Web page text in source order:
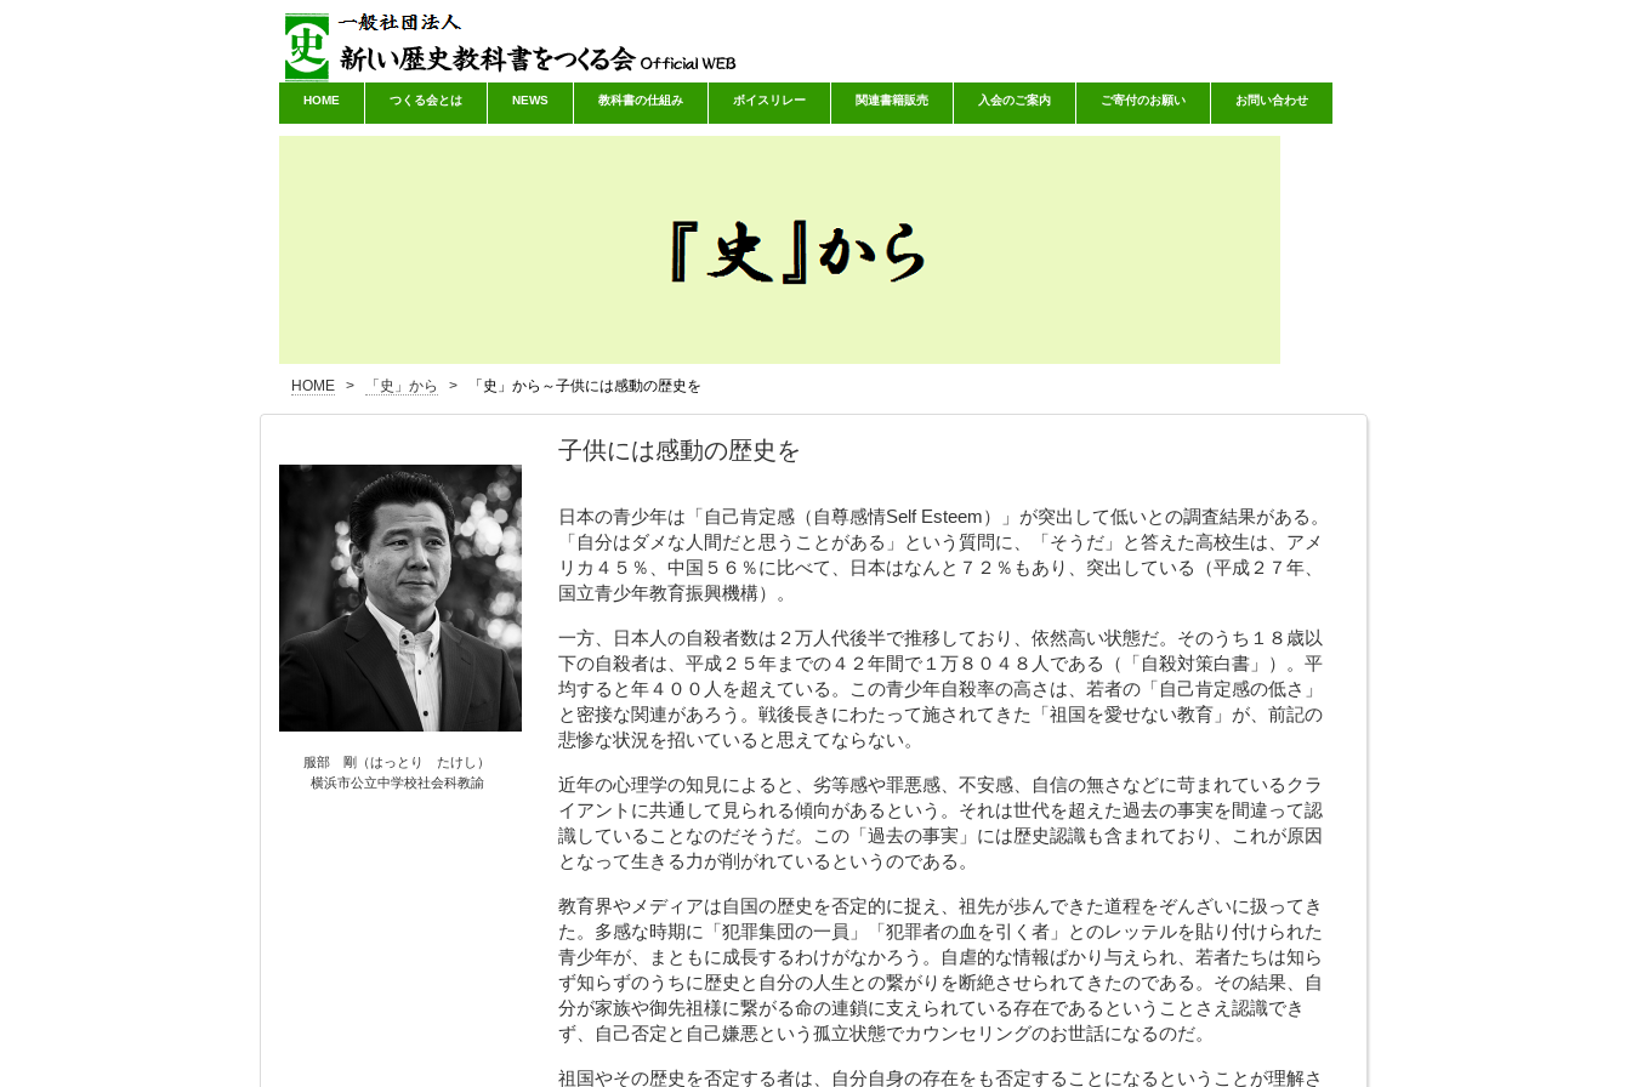
HOME つくる会とは NEWS 教科書の仕組み ボイスリレー 関連書籍販売 入会のご案内 ご寄付のお願い お問い合わせ
HOME > 「史」から > 「史」から～子供には感動の歴史を
子供には感動の歴史を
日本の青少年は「自己肯定感（自尊感情Self Esteem）」が突出して低いとの調査結果がある。
「自分はダメな人間だと思うことがある」という質問に、「そうだ」と答えた高校生は、アメ
リカ４５％、中国５６％に比べて、日本はなんと７２％もあり、突出している（平成２７年、
国立青少年教育振興機構）。
一方、日本人の自殺者数は２万人代後半で推移しており、依然高い状態だ。そのうち１８歳以
下の自殺者は、平成２５年までの４２年間で１万８０４８人である（「自殺対策白書」）。平
均すると年４００人を超えている。この青少年自殺率の高さは、若者の「自己肯定感の低さ」
と密接な関連があろう。戦後長きにわたって施されてきた「祖国を愛せない教育」が、前記の
悲惨な状況を招いていると思えてならない。
近年の心理学の知見によると、劣等感や罪悪感、不安感、自信の無さなどに苛まれているクラ
イアントに共通して見られる傾向があるという。それは世代を超えた過去の事実を間違って認
識していることなのだそうだ。この「過去の事実」には歴史認識も含まれており、これが原因
となって生きる力が削がれているというのである。
教育界やメディアは自国の歴史を否定的に捉え、祖先が歩んできた道程をぞんざいに扱ってき
た。多感な時期に「犯罪集団の一員」「犯罪者の血を引く者」とのレッテルを貼り付けられた
青少年が、まともに成長するわけがなかろう。自虐的な情報ばかり与えられ、若者たちは知ら
ず知らずのうちに歴史と自分の人生との繋がりを断絶させられてきたのである。その結果、自
分が家族や御先祖様に繋がる命の連鎖に支えられている存在であるということさえ認識でき
ず、自己否定と自己嫌悪という孤立状態でカウンセリングのお世話になるのだ。
祖国やその歴史を否定する者は、自分自身の存在をも否定することになるということが理解さ
服部 剛（はっとり たけし）
横浜市公立中学校社会科教諭